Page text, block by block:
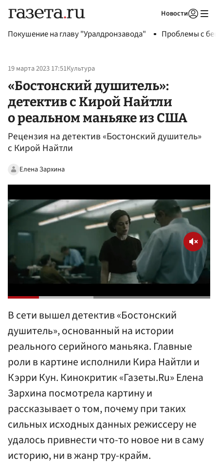
Новости
Покушение на главу "Уралдронзавода" Проблемы с
19 марта 2023 17:51Культура
«Бостонский душитель»:
детектив с Кирой Найтли
о реальном маньяке из США
Рецензия на детектив «Бостонский душитель»
с Кирой Найтли
Елена Зархина
В сети вышел детектив «Бостонский
душитель», основанный на истории
реального серийного маньяка. Главные
роли в картине исполнили Кира Найтли и
Кэрри Кун. Кинокритик «Газеты.Ru» Елена
Зархина посмотрела картину и
рассказывает о том, почему при таких
сильных исходных данных режиссеру не
удалось привнести что-то новое ни в саму
историю, ни в жанр тру-крайм.